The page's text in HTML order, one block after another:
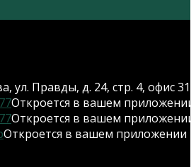
ул. Правды, д. 24, стр. 4, офис 317
Откроется в вашем приложении
Откроется в вашем приложении
Откроется в вашем приложении